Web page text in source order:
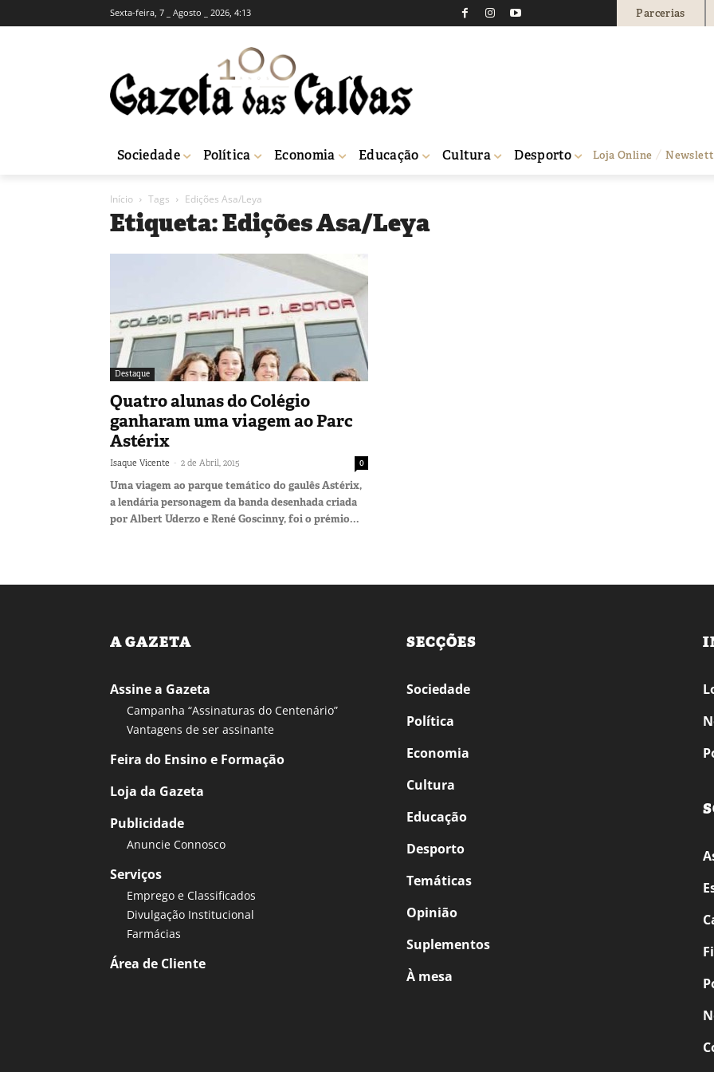
Sexta-feira, 7 _ Agosto _ 2026, 4:13 Parcerias
Sociedade Política Economia Educação Cultura Desporto Loja Online
Início Tags Edições Asa/Leya
Etiqueta: Edições Asa/Leya
Destaque
Quatro alunas do Colégio
ganharam uma viagem ao Parc
Astérix
Isaque Vicente - 2 de Abril, 2015 0
Uma viagem ao parque temático do gaulês Astérix,
a lendária personagem da banda desenhada criada
por Albert Uderzo e René Goscinny, foi o prémio...
A GAZETA
Assine a Gazeta
Campanha “Assinaturas do Centenário”
Vantagens de ser assinante
Feira do Ensino e Formação
Loja da Gazeta
Publicidade
Anuncie Connosco
Serviços
Emprego e Classificados
Divulgação Institucional
Farmácias
Área de Cliente
SECÇÕES
Sociedade
Política
Economia
Cultura
Educação
Desporto
Temáticas
Opinião
Suplementos
À mesa